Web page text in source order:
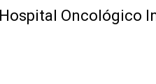
Oncológico